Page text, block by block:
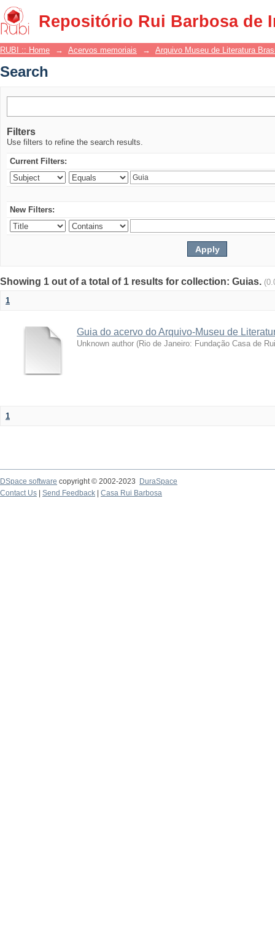
Repositório Rui Barbosa de
Search
RUBI :: Home → Acervos memoriais → Arquivo Museu de Literatura
Search
Filters
Use filters to refine the search results.
Current Filters:
New Filters:
Showing 1 out of a total of 1 results for collection: Guias.
1
Guia do acervo do Arquivo-Museu de
Unknown author (Rio de Janeiro: Fundação Casa de
1
DSpace software copyright © 2002-2023
DuraSpace
Contact Us
Send Feedback Casa Rui Barbosa